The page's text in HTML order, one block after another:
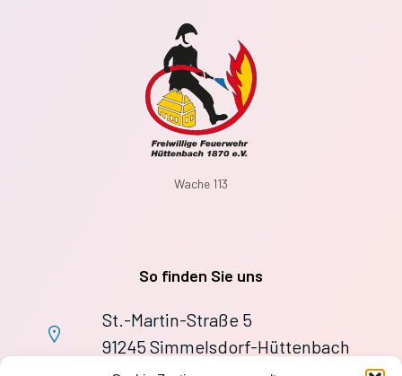
Wache 113
So finden Sie uns
St.-Martin-Straße 5
91245 Simmelsdorf-Hüttenbach